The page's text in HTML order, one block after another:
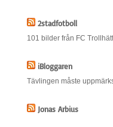
2stadfotboll
101 bilder från FC
iBloggaren
Tävlingen måste
Jonas Arbius